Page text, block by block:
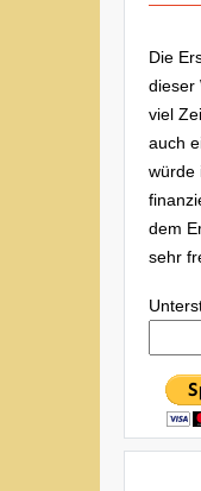
Die
dieser
viel
auch
würde
dem
sehr